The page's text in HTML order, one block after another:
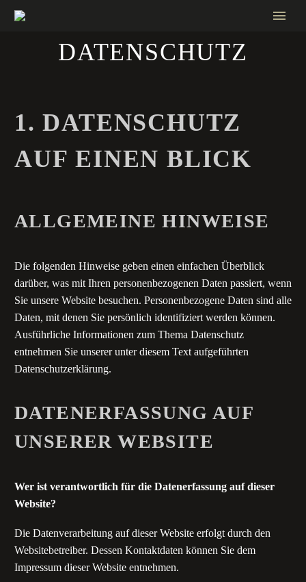
DATENSCHUTZ
1. DATENSCHUTZ
AUF EINEN BLICK
ALLGEMEINE HINWEISE
Die folgenden Hinweise geben einen einfachen Überblick
darüber, was mit Ihren personenbezogenen Daten passiert, wenn
Sie unsere Website besuchen. Personenbezogene Daten sind alle
Daten, mit denen Sie persönlich identifiziert werden können.
Ausführliche Informationen zum Thema Datenschutz
entnehmen Sie unserer unter diesem Text aufgeführten
Datenschutzerklärung.
DATENERFASSUNG AUF
UNSERER WEBSITE
Wer ist verantwortlich für die Datenerfassung auf dieser
Website?
Die Datenverarbeitung auf dieser Website erfolgt durch den
Websitebetreiber. Dessen Kontaktdaten können Sie dem
Impressum dieser Website entnehmen.